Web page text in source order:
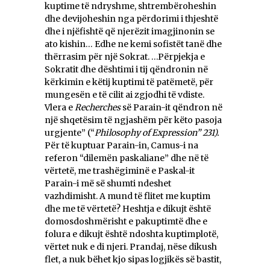
kuptime të ndryshme, shtrembëroheshin
dhe devijoheshin nga përdorimi i thjeshtë
dhe i njëfishtë që njerëzit imagjinonin se
ato kishin… Edhe ne kemi sofistët tanë dhe
thërrasim për një Sokrat. …Përpjekja e
Sokratit dhe dështimi i tij qëndronin në
kërkimin e këtij kuptimi të patëmetë, për
mungesën e të cilit ai zgjodhi të vdiste.
Vlera eRecherchessë Parain-it qëndron në
një shqetësim të ngjashëm për këto pasoja
urgjente” (“Philosophy of Expression” 231).
Për të kuptuar Parain-in, Camus-i na
referon “dilemën paskaliane” dhe në të
vërtetë, me trashëgiminë e Paskal-it
Parain-i më së shumti ndeshet
vazhdimisht. A mund të flitet me kuptim
dhe me të vërtetë? Heshtja e dikujt është
domosdoshmërisht e pakuptimtë dhe e
folura e dikujt është ndoshta kuptimplotë,
vërtet nuk e di njeri. Prandaj, nëse dikush
flet, a nuk bëhet kjo sipas logjikës së bastit,